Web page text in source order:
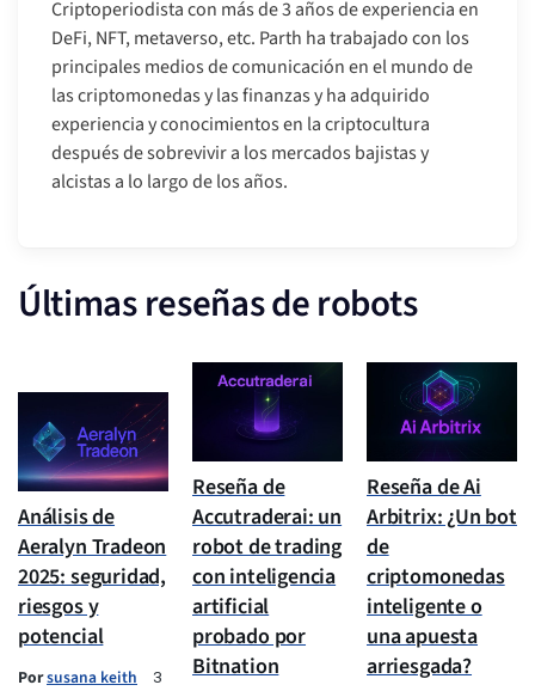
Criptoperiodista con más de 3 años de experiencia en
DeFi, NFT, metaverso, etc. Parth ha trabajado con los
principales medios de comunicación en el mundo de
las criptomonedas y las finanzas y ha adquirido
experiencia y conocimientos en la criptocultura
después de sobrevivir a los mercados bajistas y
alcistas a lo largo de los años.
Últimas reseñas de robots
Análisis de
Aeralyn Tradeon
2025: seguridad,
riesgos y
potencial
Porsusana keith
3
Reseña de
Accutraderai: un
robot de trading
con inteligencia
artificial
probado por
Bitnation
Reseña de Ai
Arbitrix: ¿Un bot
de
criptomonedas
inteligente o
una apuesta
arriesgada?